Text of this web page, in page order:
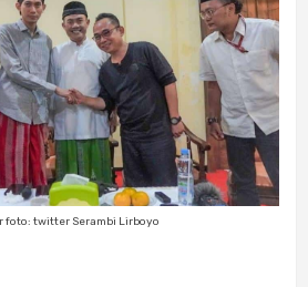
foto: twitter Serambi Lirboyo